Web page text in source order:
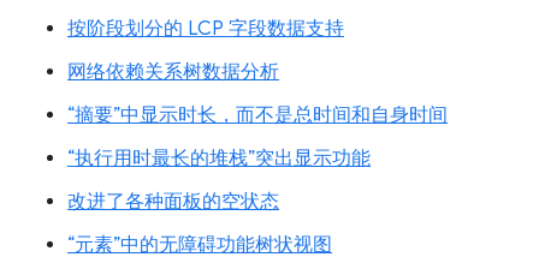
按阶段划分的 LCP 字段数据支持
网络依赖关系树数据分析
“摘要”中显示时长，而不是总时间和自身时间
“执行用时最长的堆栈”突出显示功能
改进了各种面板的空状态
“元素”中的无障碍功能树状视图